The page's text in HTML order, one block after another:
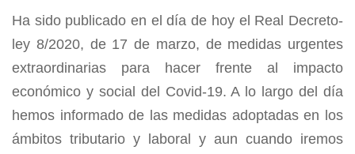
Ha sido publicado en el día de hoy el Real Decreto-
ley 8/2020, de 17 de marzo, de medidas urgentes
extraordinarias para hacer frente al impacto
económico y social del Covid-19. A lo largo del día
hemos informado de las medidas adoptadas en los
ámbitos tributario y laboral y aun cuando iremos